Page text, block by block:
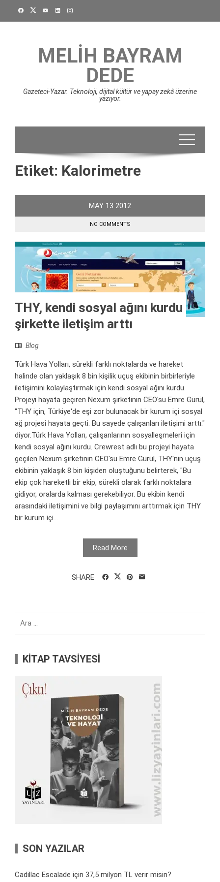
MELIH BAYRAM
DEDE
Gazeteci-Yazar. Teknoloji, dijital kültür ve yapay zekâ üzerine
yazıyor.
Etiket: Kalorimetre
MAY 13 2012
NO COMMENTS
THY, kendi sosyal ağını kurdu
şirkette iletişim arttı
Blog
Türk Hava Yolları, sürekli farklı noktalarda ve hareket
halinde olan yaklaşık 8 bin kişilik uçuş ekibinin birbirleriyle
iletişimini kolaylaştırmak için kendi sosyal ağını kurdu.
Projeyi hayata geçiren Nexum şirketinin CEO'su Emre Gürül,
"THY için, Türkiye'de eşi zor bulunacak bir kurum içi sosyal
ağ projesi hayata geçti. Bu sayede çalışanları iletişimi arttı."
diyor.Türk Hava Yolları, çalışanlarının sosyalleşmeleri için
kendi sosyal ağını kurdu. Crewrest adlı bu projeyi hayata
geçilen Nexum şirketinin CEO'su Emre Gürül, THY'nin uçuş
ekibinin yaklaşık 8 bin kişiden oluştuğunu belirterek, "Bu
ekip çok hareketli bir ekip, sürekli olarak farklı noktalara
gidiyor, oralarda kalması gerekebiliyor. Bu ekibin kendi
arasındaki iletişimini ve bilgi paylaşımını arttırmak için THY
bir kurum içi...
Read More
SHARE
KİTAP TAVSİYESİ
SON YAZILAR
Cadillac Escalade için 37,5 milyon TL verir misin?